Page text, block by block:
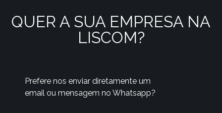
QUER A SUA EMPRESA NA
LISCOM?
Prefere nos enviar diretamente um
email ou mensagem no Whatsapp?